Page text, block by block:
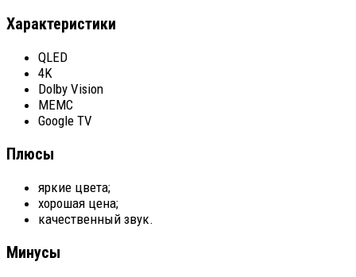
Характеристики
QLED
4K
Dolby Vision
MEMC
Google TV
Плюсы
яркие цвета;
хорошая цена;
качественный звук.
Минусы